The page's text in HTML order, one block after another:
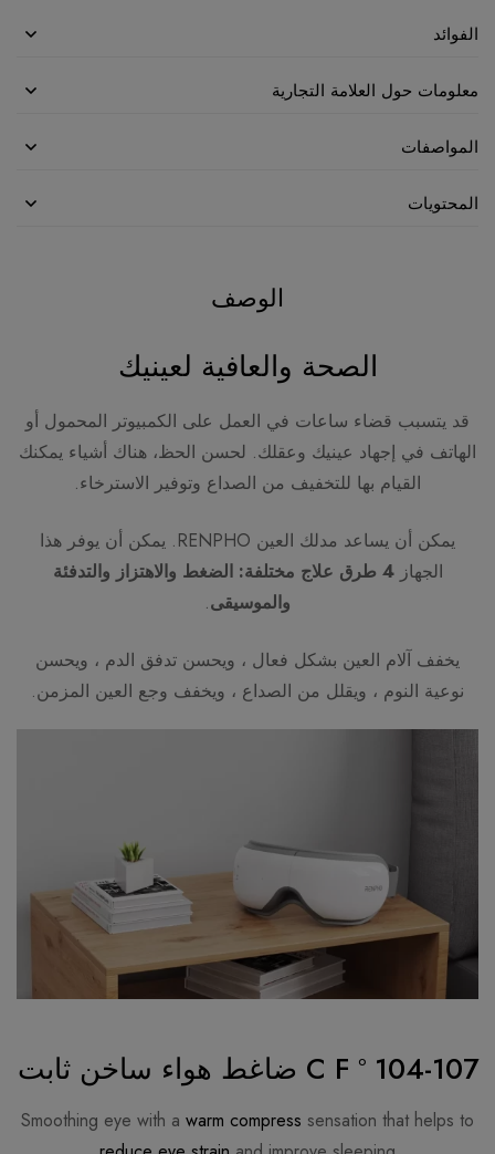
الفوائد
معلومات حول العلامة التجارية
المواصفات
المحتويات
الوصف
الصحة والعافية لعينيك
قد يتسبب قضاء ساعات في العمل على الكمبيوتر المحمول أو
الهاتف في إجهاد عينيك وعقلك. لحسن الحظ، هناك أشياء يمكنك
القيام بها للتخفيف من الصداع وتوفير الاسترخاء.
يمكن أن يساعد مدلك العين RENPHO. يمكن أن يوفر هذا
الجهاز
4 طرق علاج مختلفة: الضغط والاهتزاز والتدفئة
والموسيقى.
يخفف آلام العين بشكل فعال ، ويحسن تدفق الدم ، ويحسن
نوعية النوم ، ويقلل من الصداع ، ويخفف وجع العين المزمن.
104-107 ° C F ضاغط هواء ساخن ثابت
Smoothing eye with a warm compress sensation that helps to